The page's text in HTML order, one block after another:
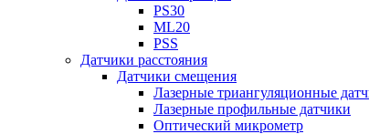
PS30
ML20
PSS
Датчики расстояния
Датчики смещения
Лазерные триангуляционные
Лазерные профильные датчики
Оптический микрометр